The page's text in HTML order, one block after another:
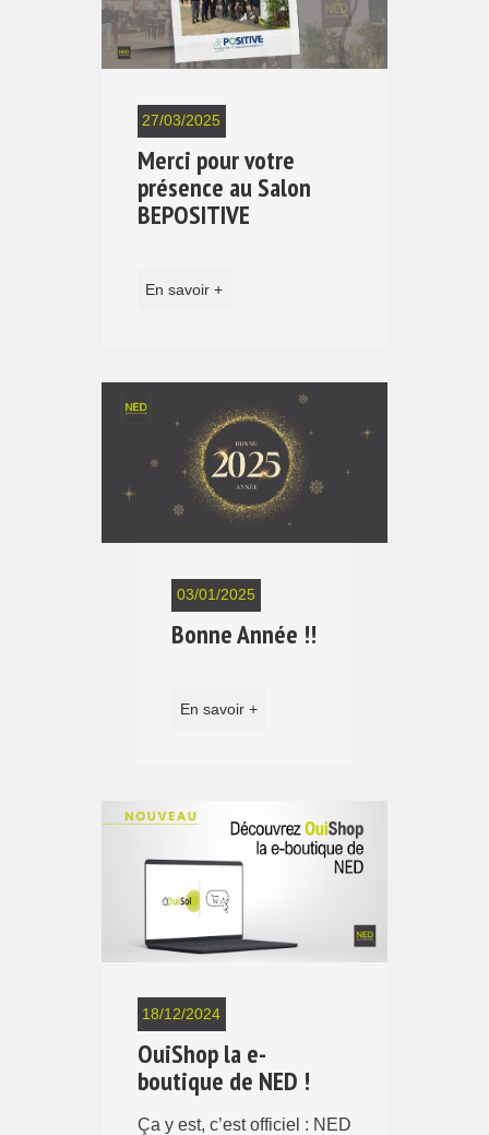
27/03/2025
Merci pour votre
présence au Salon
BEPOSITIVE
En savoir +
03/01/2025
Bonne Année !!
En savoir +
18/12/2024
OuiShop la e-
boutique de NED !
Ça y est, c’est officiel : NED